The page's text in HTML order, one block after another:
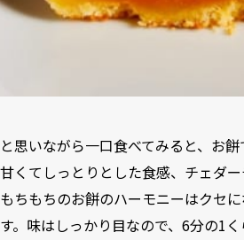
と思いながら一口食べてみると、お
甘くてしっとりとした食感、チェダー
もちもちのお餅のハーモニーはクセ
す。味はしっかり目なので、6分の1